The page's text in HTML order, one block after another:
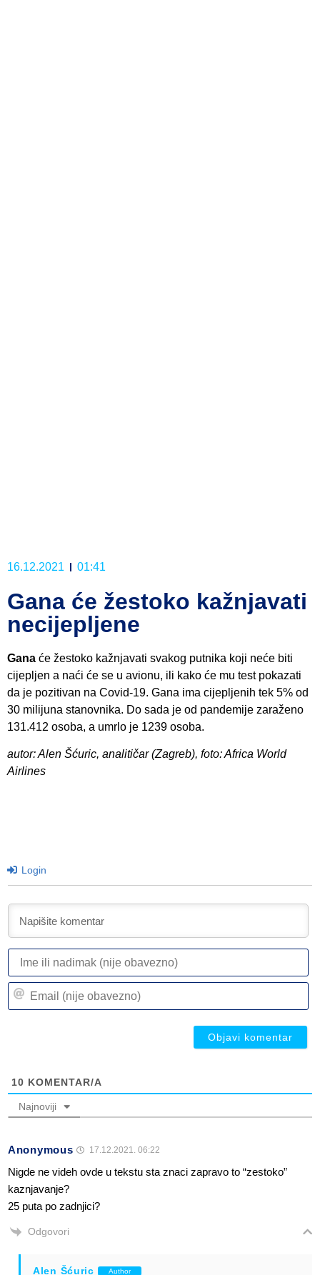
16.12.2021 01:41
Gana će žestoko kažnjavati
necijepljene
Gana će žestoko kažnjavati svakog putnika koji neće biti
cijepljen a naći će se u avionu, ili kako će mu test pokazati
da je pozitivan na Covid-19. Gana ima cijepljenih tek 5% od
30 milijuna stanovnika. Do sada je od pandemije zaraženo
131.412 osoba, a umrlo je 1239 osoba.
autor: Alen Šćuric, analitičar (Zagreb), foto: Africa World
Airlines
Login
10 KOMENTAR/A
Najnoviji
Anonymous 17.12.2021. 06:22
Nigde ne videh ovde u tekstu sta znaci zapravo to “zestoko”
kaznjavanje?
25 puta po zadnjici?
Odgovori
Alen Šćuric Author